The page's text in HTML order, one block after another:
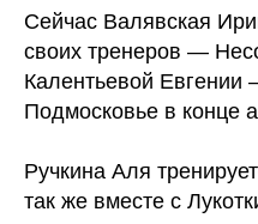
Сейчас Валявская
своих тренеров —
Калентьевой Евгении
Подмосковье в конце
Ручкина Аля
так же вместе с